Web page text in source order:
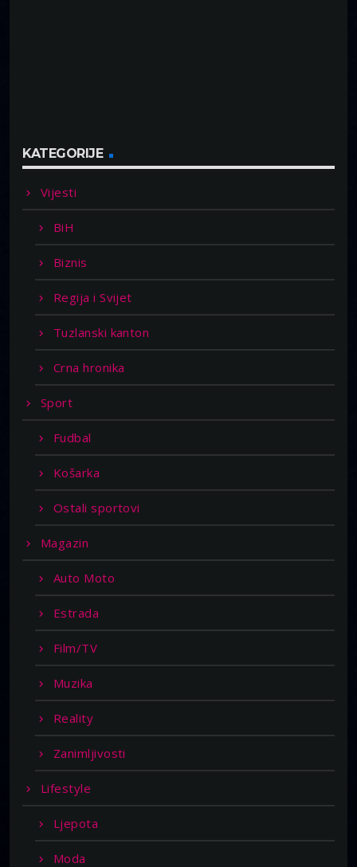
KATEGORIJE
Vijesti
BiH
Biznis
Regija i Svijet
Tuzlanski kanton
Crna hronika
Sport
Fudbal
Košarka
Ostali sportovi
Magazin
Auto Moto
Estrada
Film/TV
Muzika
Reality
Zanimljivosti
Lifestyle
Ljepota
Moda